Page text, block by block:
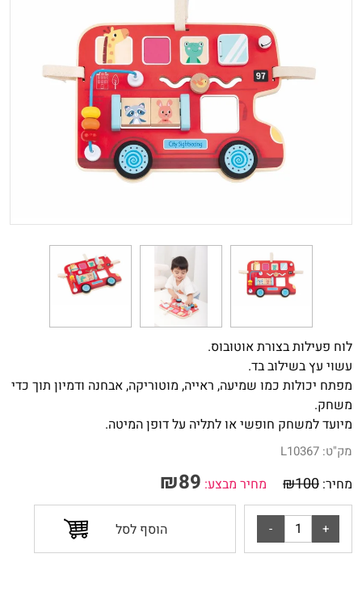
לוח פעילות בצורת אוטובוס.
עשוי עץ בשילוב בד.
מפתח יכולות כמו שמיעה, ראייה, מוטוריקה, אבחנה ודמיון תוך כדי
משחק.
מיועדלמשחק חופשי או לתליה על דופן המיטה.
מק"ט: L10367
מחיר: ₪100 מחיר מבצע: ₪89
הוסף לסל